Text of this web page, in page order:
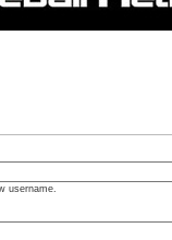
username.